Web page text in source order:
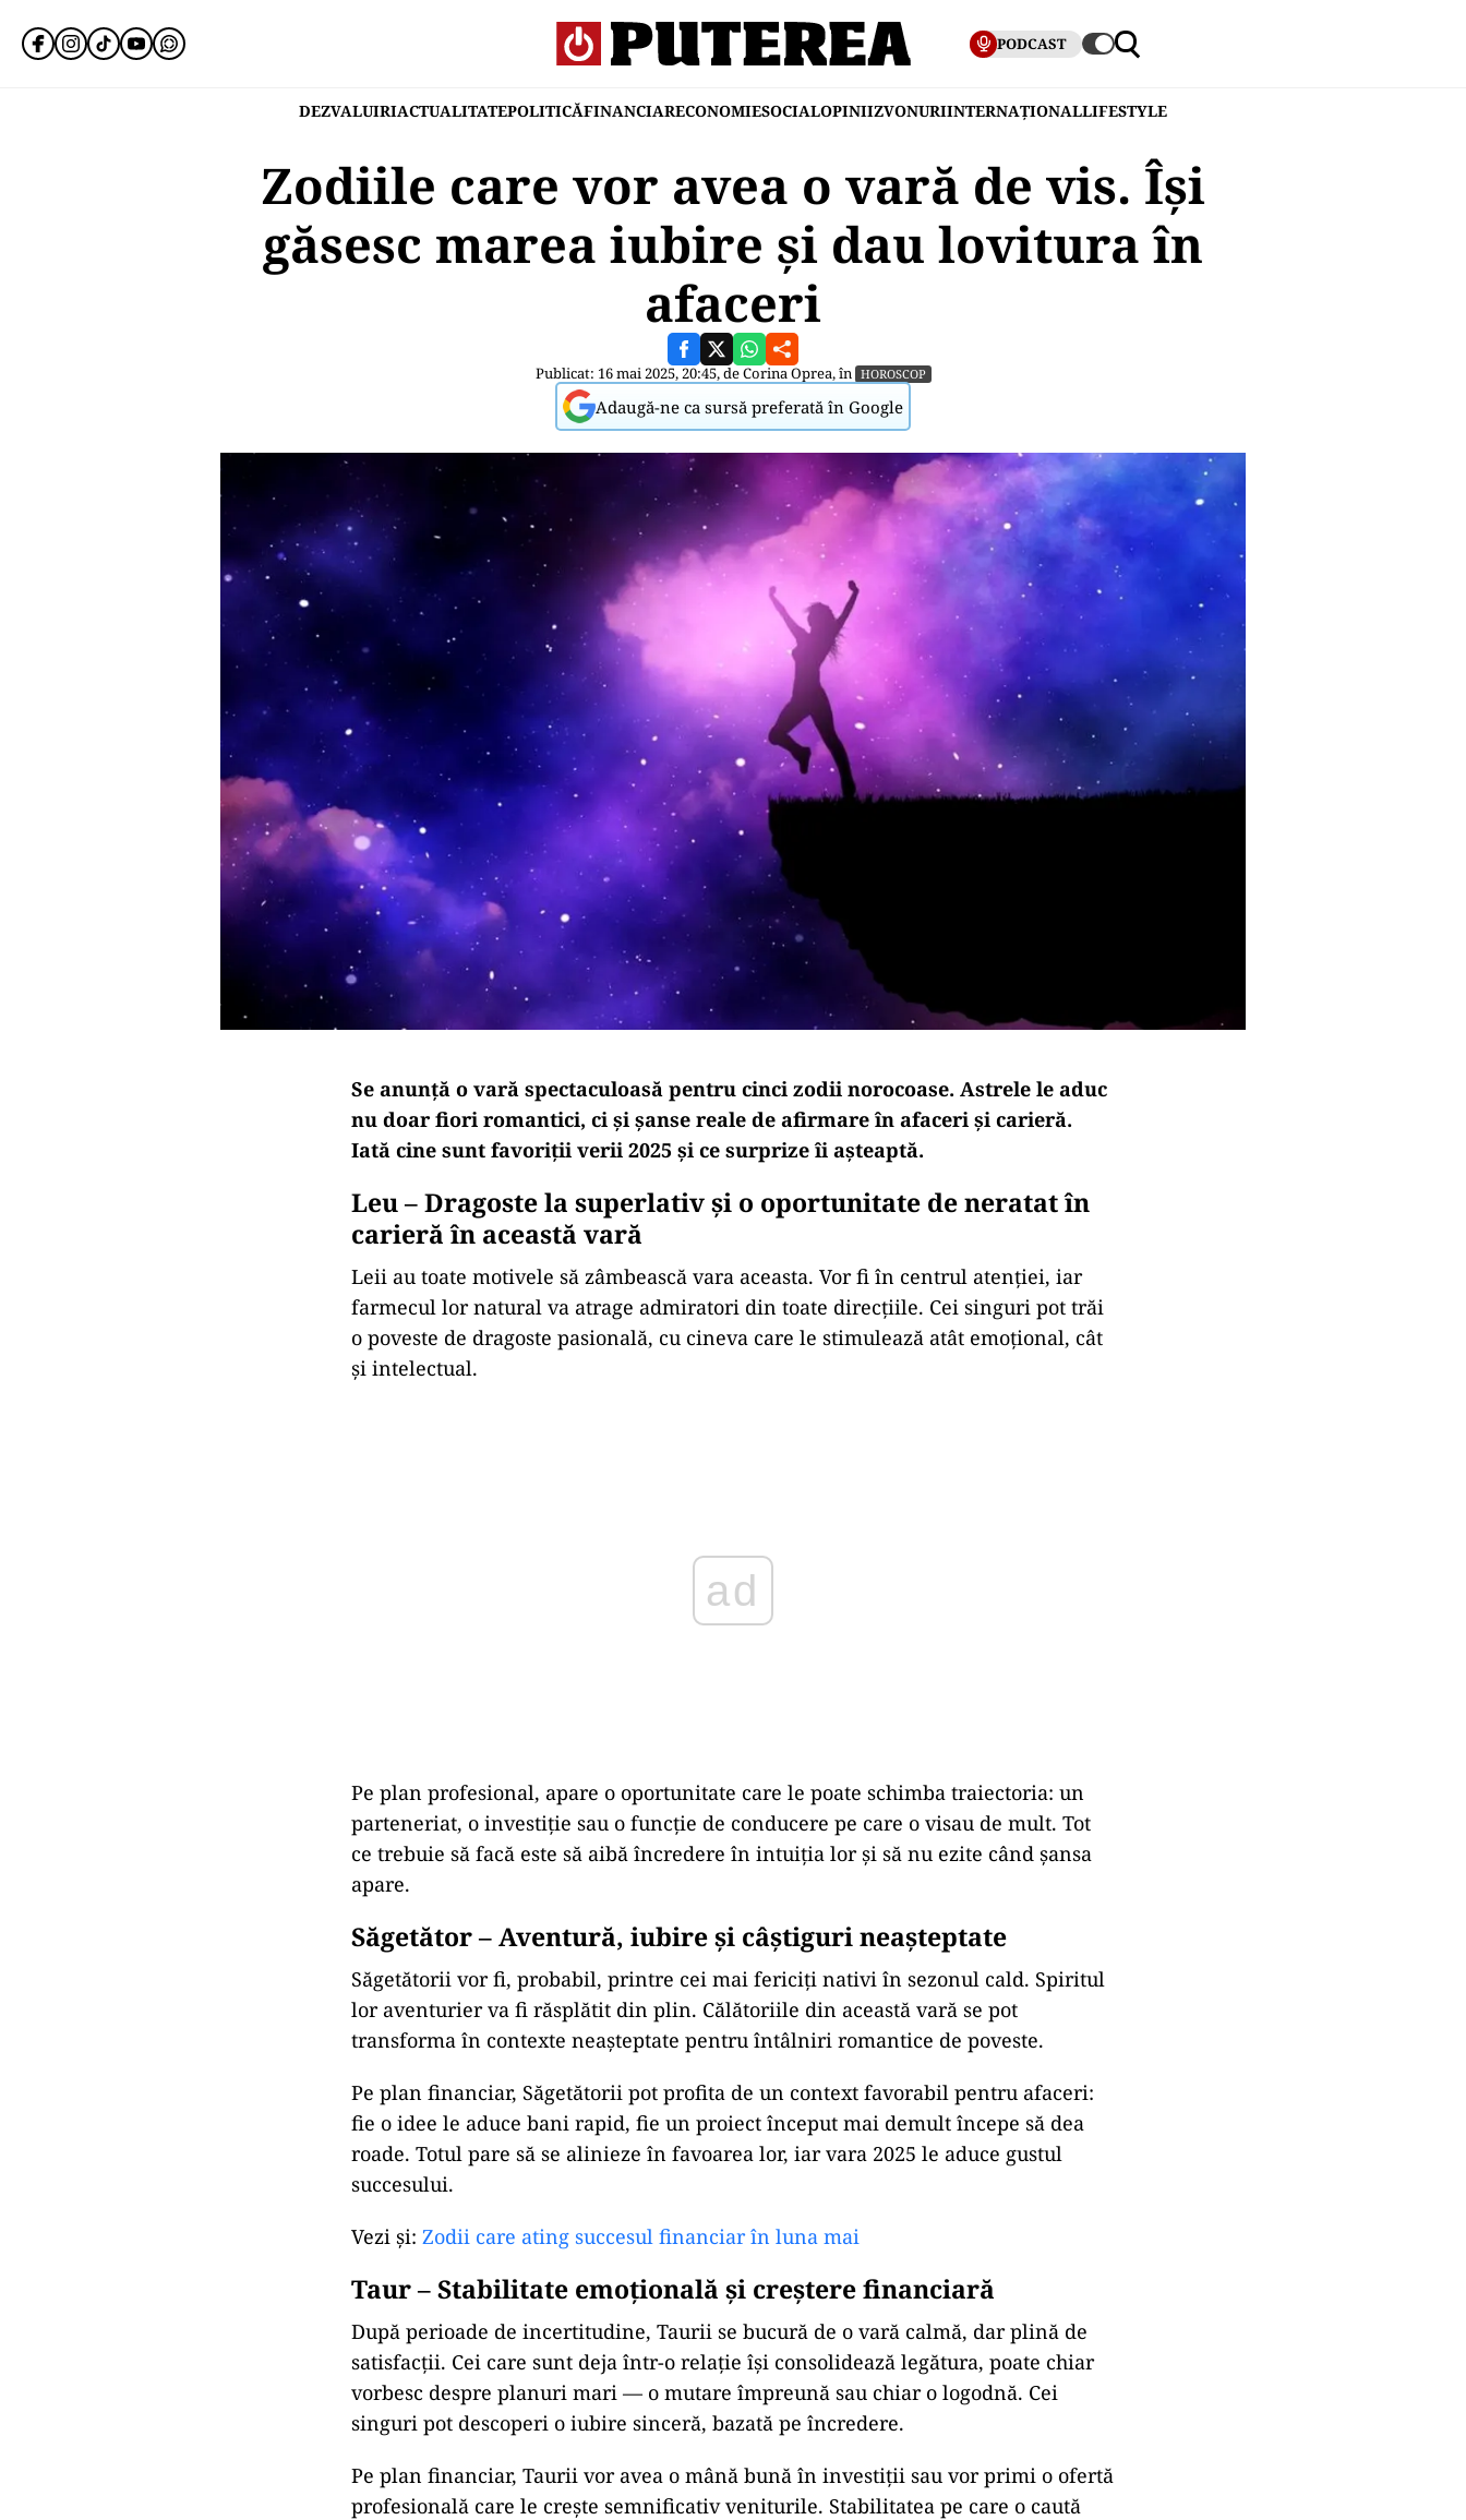
PODCAST
DEZVALUIRIACTUALITATEPOLITICĂFINANCIARECONOMIESOCIALOPINIIZVONURIINTERNAȚIONALLIFESTYLE
Zodiile care vor avea o vară de vis. Își
găsesc marea iubire și dau lovitura în
afaceri
Publicat: 16 mai 2025, 20:45, deCorina Oprea, în HOROSCOP
Adaugă-ne ca sursă preferată în Google
Se anunță o vară spectaculoasă pentru cinci zodii norocoase. Astrele le aduc
nu doar fiori romantici, ci și șanse reale de afirmare în afaceri și carieră.
Iată cine sunt favoriții verii 2025 și ce surprize îi așteaptă.
Leu –Dragostela superlativși o oportunitate deneratatîn
carieră în această vară
Leii au toate motivele să zâmbească vara aceasta. Vorfi în centrul atenției, iar
farmecul lornatural va atrage admiratori din toate direcțiile. Cei singuri pot trăi
o poveste de dragoste pasională, cu cineva care le stimulează atât emoțional, cât
și intelectual.
Pe plan profesional, apare o oportunitate care le poate schimba traiectoria: un
parteneriat, o investiție sau o funcție de conducere pe care o visau de mult. Tot
ce trebuie să facă este să aibă încredere în intuiția lorși să nu ezite când șansa
apare.
Săgetător –Aventură, iubireși câștigurineașteptate
Săgetătorii vorfi, probabil, printre cei mai fericiți nativi în sezonul cald. Spiritul
lor aventurierva fi răsplătit din plin. Călătoriile din această vară se pot
transforma în contexte neașteptate pentru întâlniri romantice de poveste.
Pe plan financiar, Săgetătorii pot profita de un context favorabil pentru afaceri:
fie o idee le aduce bani rapid, fie un proiect început mai demult începe să dea
roade. Totul pare să se alinieze în favoarea lor, iarvara 2025 le aduce gustul
succesului.
Vezi și: Zodii care ating succesul financiar în luna mai
Taur –Stabilitate emoțională și creșterefinanciară
După perioade de incertitudine, Taurii se bucură de o vară calmă, darplină de
satisfacții. Cei care sunt deja într-o relație își consolidează legătura, poate chiar
vorbesc despre planuri mari — o mutare împreună sau chiar o logodnă. Cei
singuri pot descoperi o iubire sinceră, bazată pe încredere.
Pe plan financiar, Taurii vor avea o mână bună în investiții sau vorprimi o ofertă
profesională care le crește semnificativveniturile. Stabilitatea pe care o caută